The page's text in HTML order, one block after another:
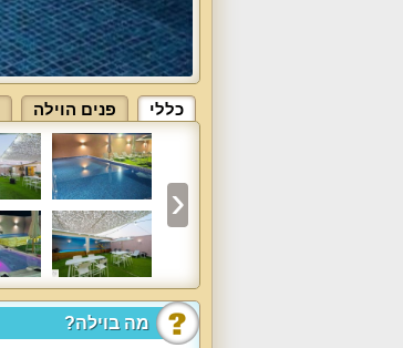
כללי פנים הוילה
מה בוילה?